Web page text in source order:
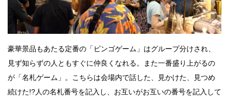
豪華景品もあたる定番の「ビンゴゲーム」はグループ分けされ、
見ず知らずの人ともすぐに仲良くなれる。また一番盛り上がるの
が「名札ゲーム」。こちらは会場内で話した、見かけた、見つめ
続けた!?人の名札番号を記入し、お互いがお互いの番号を記入して